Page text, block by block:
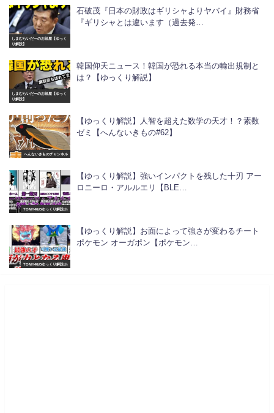
しまむらいだーのお部屋【ゆっく
り解説】
石破茂『日本の財政はギリシャよりヤバイ』財務省
『ギリシャとは違います（過去発…
しまむらいだーのお部屋【ゆっく
り解説】
韓国仰天ニュース！韓国が恐れる本当の輸出規制と
は？【ゆっくり解説】
へんないきものチャンネル
【ゆっくり解説】人智を超えた数学の天才！？素数
ゼミ【へんないきもの#62】
TOMY46のゆっくり解説ch
【ゆっくり解説】強いインパクトを残した十刃 アー
ロニーロ・アルルエリ【BLE…
TOMY46のゆっくり解説ch
【ゆっくり解説】お面によって強さが変わるチート
ポケモン オーガポン【ポケモン…